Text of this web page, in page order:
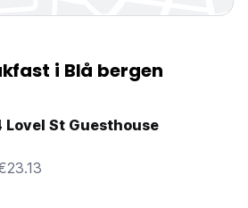
i Blå bergen
Lovel St Guesthouse